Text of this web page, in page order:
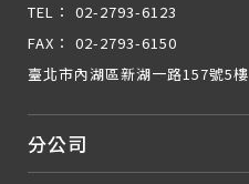
TEL： 02-2793-6123
FAX： 02-2793-6150
臺北市內湖區新湖一路157號5樓
分公司